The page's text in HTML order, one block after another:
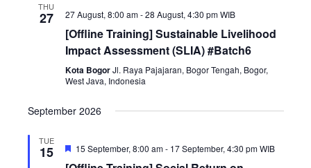
THU
27 27 August, 8:00 am-28 August, 4:30 pm WIB
[Offline Training] Sustainable Livelihood
Impact Assessment (SLIA) #Batch6
Kota BogorJl. Raya Pajajaran, Bogor Tengah, Bogor,
West Java, Indonesia
September 2026
TUE
15 Featured
15 September, 8:00 am- 17 September, 4:30 pm WIB